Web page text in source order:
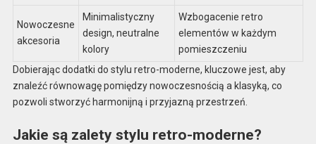
Nowoczesne
akcesoria
Minimalistyczny
design, neutralne
kolory
Wzbogacenie retro
elementów w każdym
pomieszczeniu
Dobierając dodatki do stylu retro-moderne, kluczowe jest, aby
znaleźć równowagę pomiędzy nowoczesnością a klasyką, co
pozwoli stworzyć harmonijną i przyjazną przestrzeń.
Jakie są zalety stylu retro-moderne?